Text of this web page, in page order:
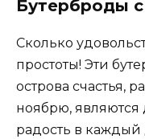
Бутерброды
Сколько
простоты! Эти
острова счастья,
ноябрю,
радость в каждый